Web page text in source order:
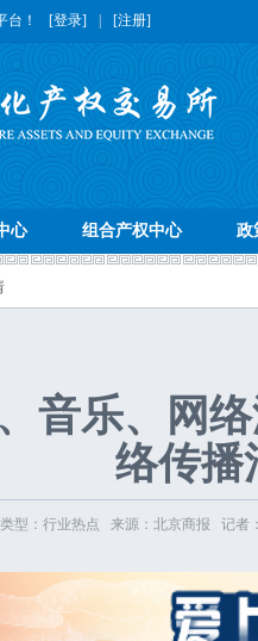
台！ [登录] [注册]
心 组合产权中心 政
音乐、网
络传播
型：行业热点 来源：北京商报 记者